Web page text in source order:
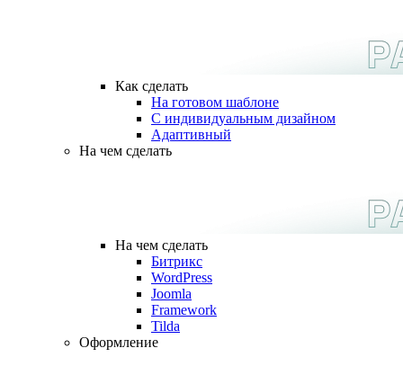
Как сделать
На готовом шаблоне
С индивидуальным дизайном
Адаптивный
На чем сделать
На чем сделать
Битрикс
WordPress
Joomla
Framework
Tilda
Оформление